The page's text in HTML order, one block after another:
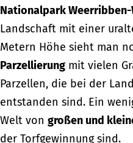
Nationalpark Weerribben-
Landschaft mit einer
Metern Höhe sieht man
Parzellierung mit vielen
Parzellen, die bei der
entstanden sind. Ein
Welt von großen und
der Torfgewinnung sind.